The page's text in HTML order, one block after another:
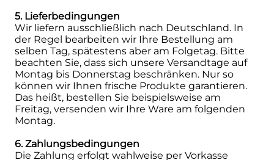
5. Lieferbedingungen
Wir liefern ausschließlich nach Deutschland. In
der Regel bearbeiten wir Ihre Bestellung am
selben Tag, spätestens aber am Folgetag. Bitte
beachten Sie, dass sich unsere Versandtage auf
Montag bis Donnerstag beschränken. Nur so
können wir Ihnen frische Produkte garantieren.
Das heißt, bestellen Sie beispielsweise am
Freitag, versenden wir Ihre Ware am folgenden
Montag.
6. Zahlungsbedingungen
Die Zahlung erfolgt wahlweise per Vorkasse